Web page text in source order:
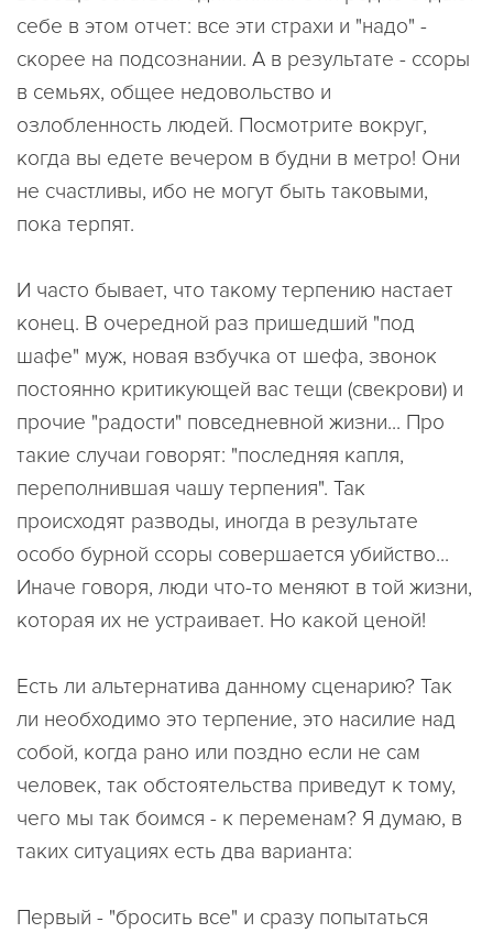
себе в этом отчет: все эти страхи и "надо" -
скорее на подсознании. А в результате - ссоры
в семьях, общее недовольство и
озлобленность людей. Посмотрите вокруг,
когда вы едете вечером в будни в метро! Они
не счастливы, ибо не могут быть таковыми,
пока терпят.
И часто бывает, что такому терпению настает
конец. В очередной раз пришедший "под
шафе" муж, новая взбучка от шефа, звонок
постоянно критикующей вас тещи (свекрови) и
прочие "радости" повседневной жизни... Про
такие случаи говорят: "последняя капля,
переполнившая чашу терпения". Так
происходят разводы, иногда в результате
особо бурной ссоры совершается убийство...
Иначе говоря, люди что-то меняют в той жизни,
которая их не устраивает. Но какой ценой!
Есть ли альтернатива данному сценарию? Так
ли необходимо это терпение, это насилие над
собой, когда рано или поздно если не сам
человек, так обстоятельства приведут к тому,
чего мы так боимся - к переменам? Я думаю, в
таких ситуациях есть два варианта:
Первый - "бросить все" и сразу попытаться